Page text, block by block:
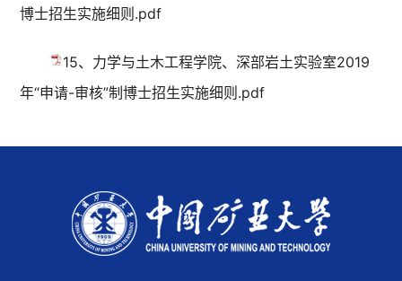
博士招生实施细则.pdf
15、力学与土木工程学院、深部岩土实验室2019
年“申请-审核”制博士招生实施细则.pdf